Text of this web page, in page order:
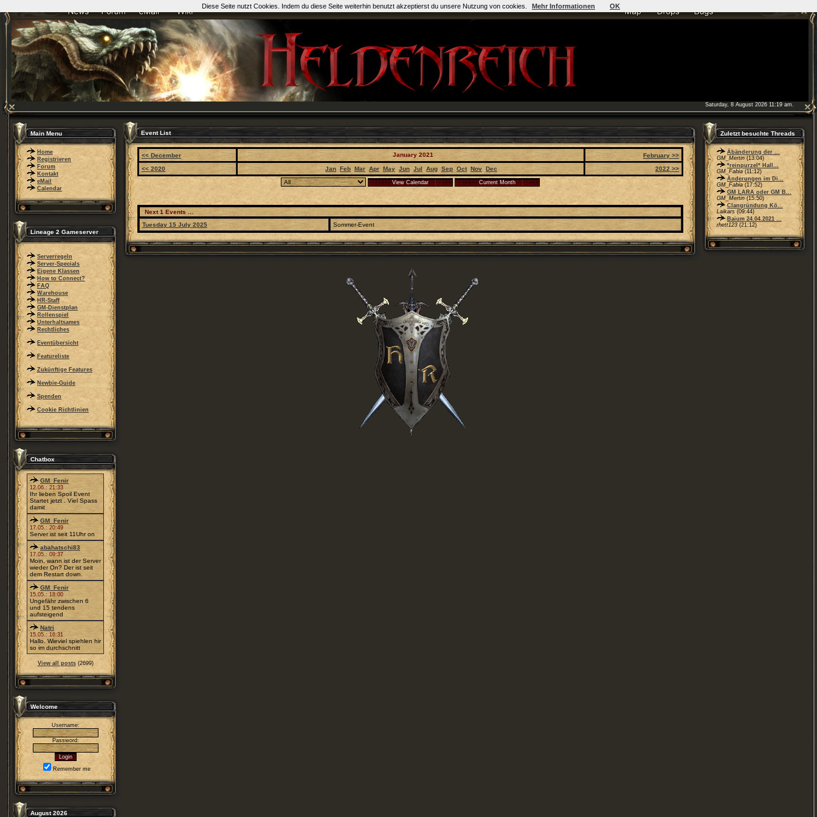
Saturday, 8 August 2026 11:19 am.
Main Menu
Home
Registrieren
Forum
Kontakt
eMail
Calendar
Lineage 2 Gameserver
Serverregeln
Server-Specials
Eigene Klassen
How to Connect?
FAQ
Warehouse
HR-Staff
GM-Dienstplan
Rollenspiel
Unterhaltsames
Rechtliches
Eventübersicht
Featureliste
Zukünftige Features
Newbie-Guide
Spenden
Cookie Richtlinien
Chatbox
GM_Fenir
12.06.: 21:33
Ihr lieben Spoil Event
Startet jetzt . Viel Spass
damit
GM_Fenir
17.05.: 20:49
Server ist seit 11Uhr on
abahatschi83
17.05.: 09:37
Moin, wann ist der Server
wieder On? Der ist seit
dem Restart down.
GM_Fenir
15.05.: 18:00
Ungefähr zwischen 6
und 15 tendens
aufsteigend
Natri
15.05.: 16:31
Hallo. Wieviel spiehlen hir
so im durchschnitt
View all posts(2699)
Welcome
Username:
Password:
Remember me
August 2026
Event List
<< December January 2021
February >>
<< 2020
Jan Feb Mar Apr May Jun Jul Aug Sep Oct Nov Dec 2022 >>
Next 1 Events ...
Tuesday 15 July 2025
Sommer-Event
Zuletzt besuchte Threads
Äbänderung der ...
GM_Mertin (13:04)
*reinpurzel* Hall...
GM_Fabia (11:12)
Änderungen im Di...
GM_Fabia (17:52)
GM LARA oder GM B...
GM_Mertin (15:50)
Clangründung Kö...
Laikars (09:44)
Baium 24.04.2021 ...
rhett123 (21:12)
Diese Seite nutzt Cookies. Indem du diese Seite weiterhin benutzt akzeptierst du unsere Nutzung von cookies. Mehr Informationen OK